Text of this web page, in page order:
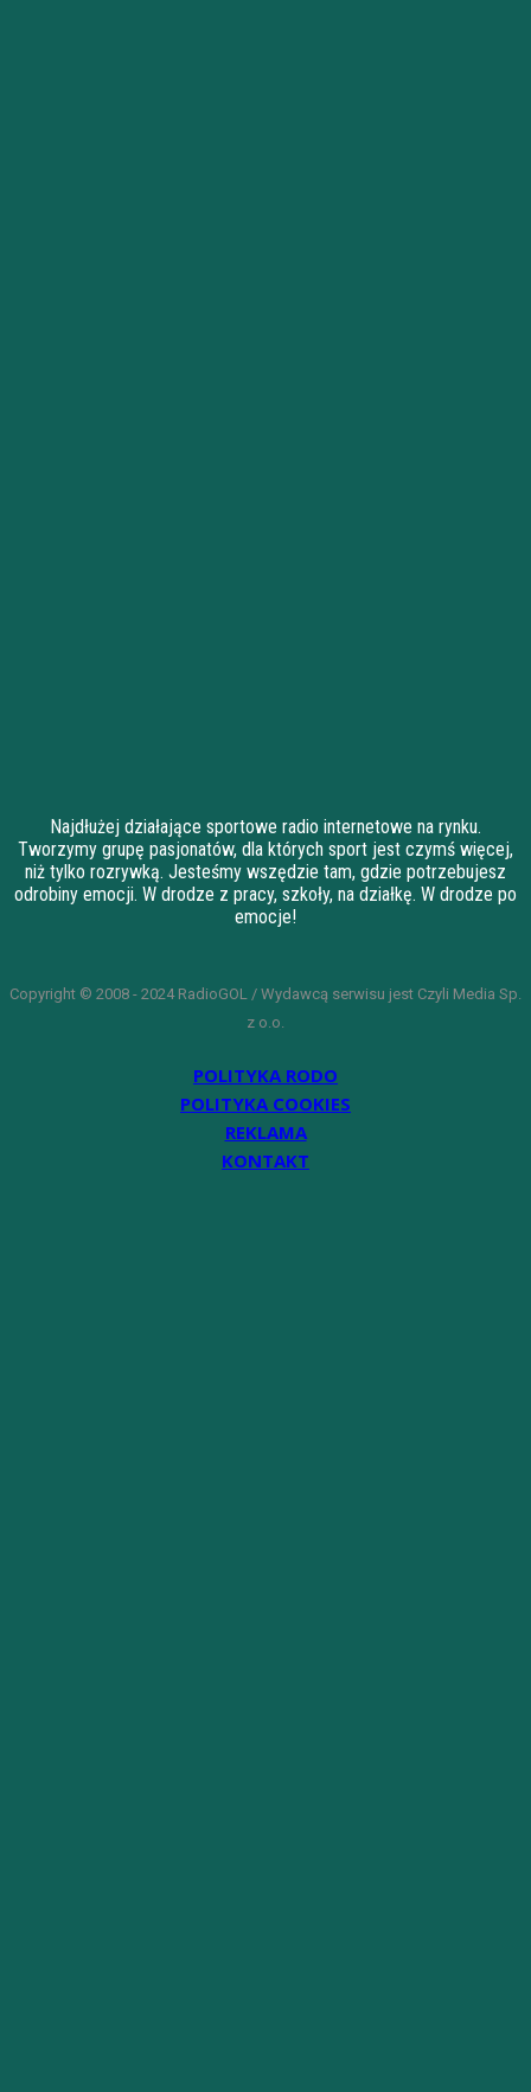
Najdłużej działające sportowe radio internetowe na rynku.
Tworzymy grupę pasjonatów, dla których sport jest czymś więcej,
niż tylko rozrywką. Jesteśmy wszędzie tam, gdzie potrzebujesz
odrobiny emocji. W drodze z pracy, szkoły, na działkę. W drodze po
emocje!
Copyright © 2008 - 2024 RadioGOL / Wydawcą serwisu jest Czyli Media Sp.
z o.o.
POLITYKA RODO
POLITYKA COOKIES
REKLAMA
KONTAKT